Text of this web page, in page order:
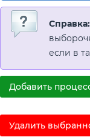
Справка:
если в
Добавить
Удалить